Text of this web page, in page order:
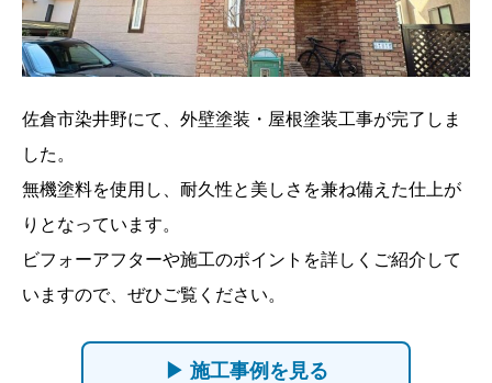
佐倉市染井野にて、外壁塗装・屋根塗装工事が完了しま
した。
無機塗料を使用し、耐久性と美しさを兼ね備えた仕上が
りとなっています。
ビフォーアフターや施工のポイントを詳しくご紹介して
いますので、ぜひご覧ください。
▶ 施工事例を見る